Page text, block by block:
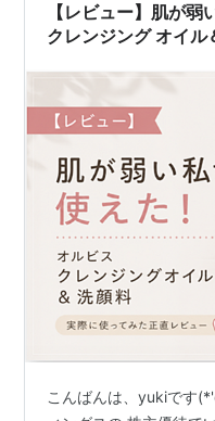
【レビュー】肌が
クレンジング オイ
こんばんは、yukiです